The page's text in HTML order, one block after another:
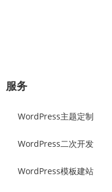
服务
WordPress主题定制
WordPress二次开发
WordPress模板建站